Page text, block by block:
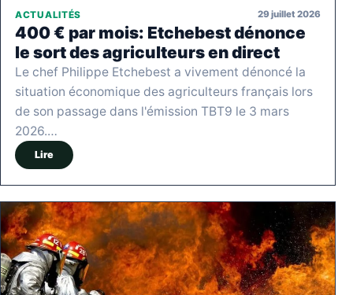
ACTUALITÉS 29 juillet 2026
400 € par mois: Etchebest dénonce
le sort des agriculteurs en direct
Le chef Philippe Etchebest a vivement dénoncé la
situation économique des agriculteurs français lors
de son passage dans l'émission TBT9 le 3 mars
2026.…
Lire